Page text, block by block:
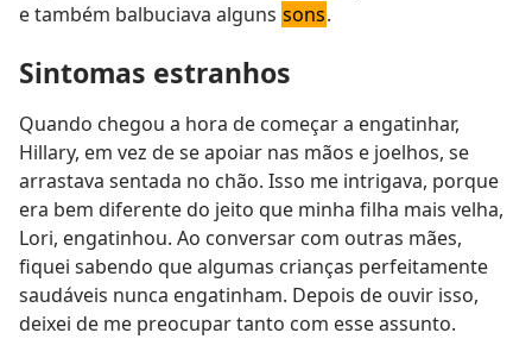
e também balbuciava alguns sons.
Sintomas estranhos
Quando chegou a hora de começar a engatinhar,
Hillary, em vez de se apoiar nas mãos e joelhos, se
arrastava sentada no chão. Isso me intrigava, porque
era bem diferente do jeito que minha filha mais velha,
Lori, engatinhou. Ao conversar com outras mães,
fiquei sabendo que algumas crianças perfeitamente
saudáveis nunca engatinham. Depois de ouvir isso,
deixei de me preocupar tanto com esse assunto.